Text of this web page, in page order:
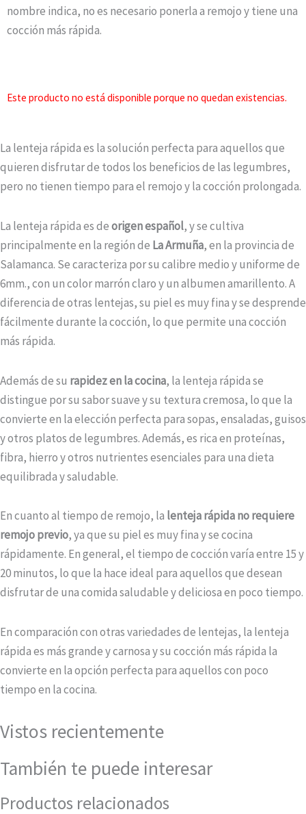
nombre indica, no es necesario ponerla a remojo y tiene una
cocción más rápida.
Este producto no está disponible porque no quedan existencias.
La lenteja rápida es la solución perfecta para aquellos que
quieren disfrutar de todos los beneficios de las legumbres,
pero no tienen tiempo para el remojo y la cocción prolongada.
La lenteja rápida es deorigen español, y se cultiva
principalmente en la región de La Armuña, en la provincia de
Salamanca. Se caracteriza por su calibre medio y uniforme de
6mm., con un color marrón claro y un albumen amarillento. A
diferencia de otras lentejas, su piel es muy fina y se desprende
fácilmente durante la cocción, lo que permite una cocción
más rápida.
Además de su rapidez en la cocina, la lenteja rápida se
distingue por su sabor suave y su textura cremosa, lo que la
convierte en la elección perfecta para sopas, ensaladas, guisos
y otros platos de legumbres. Además, es rica en proteínas,
fibra, hierro y otros nutrientes esenciales para una dieta
equilibrada y saludable.
En cuanto al tiempo de remojo, la lenteja rápida no requiere
remojo previo, ya que su piel es muy fina y se cocina
rápidamente. En general, el tiempo de cocción varía entre 15 y
20 minutos, lo que la hace ideal para aquellos que desean
disfrutar de una comida saludable y deliciosa en poco tiempo.
En comparación con otras variedades de lentejas, la lenteja
rápida es más grande y carnosa y su cocción más rápida la
convierte en la opción perfecta para aquellos con poco
tiempo en la cocina.
Vistos recientemente
También te puede interesar
Productos relacionados